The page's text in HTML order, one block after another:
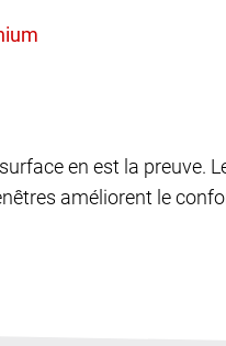
en est la
améliorent le